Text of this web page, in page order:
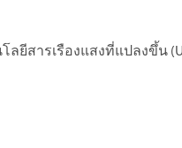
ลยีสารเรืองแสงที่แปลงขึ้น